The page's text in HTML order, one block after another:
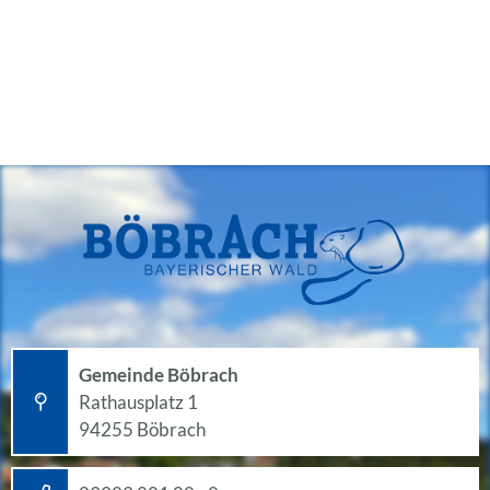
Gemeinde Böbrach
Rathausplatz 1
94255 Böbrach